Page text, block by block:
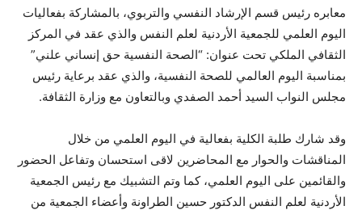
معابره رئيس قسم الإرشاد النفسي والتربوي، بالمشاركة بفعاليات
اليوم العلمي للجمعية الأردنية لعلم النفس والذي عقد في المركز
الثقافي الملكي تحت عنوان: “الصحة النفسية حق إنساني علني”
بمناسبة اليوم العالمي للصحة النفسية، والذي عقد برعاية رئيس
مجلس النواب السيد أحمد الصفدي وبالتعاون مع وزارة الثقافة.
وقد شارك طلبة الكلية بفعالية في اليوم العلمي من خلال
المناقشات والحوار مع المحاضرين لاقى استحسان وتفاعل الحضور
والقائمين على اليوم العلمي، كما وتم التشبيك مع رئيس الجمعية
الأردنية لعلم النفس الدكتور حسين الطراونة وأعضاء الجمعية من